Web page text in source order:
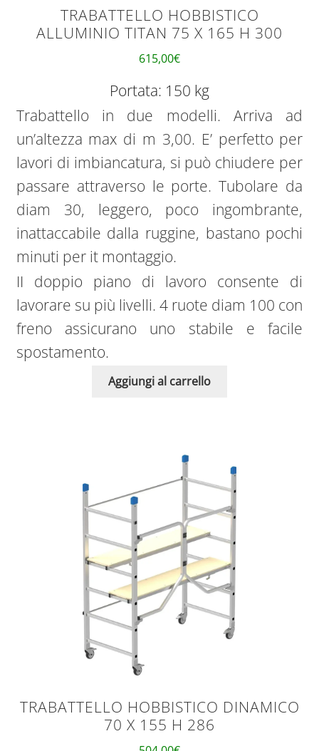
TRABATTELLO HOBBISTICO
ALLUMINIO TITAN 75 X 165 H 300
615,00€
Portata: 150 kg
Trabattello in due modelli. Arriva ad
un’altezza max di m 3,00. E’ perfetto per
lavori di imbiancatura, si può chiudere per
passare attraverso le porte. Tubolare da
diam 30, leggero, poco ingombrante,
inattaccabile dalla ruggine, bastano pochi
minuti per it montaggio.
II doppio piano di lavoro consente di
lavorare su più livelli. 4 ruote diam 100 con
freno assicurano uno stabile e facile
spostamento.
Aggiungi al carrello
TRABATTELLO HOBBISTICO DINAMICO
70 X 155 H 286